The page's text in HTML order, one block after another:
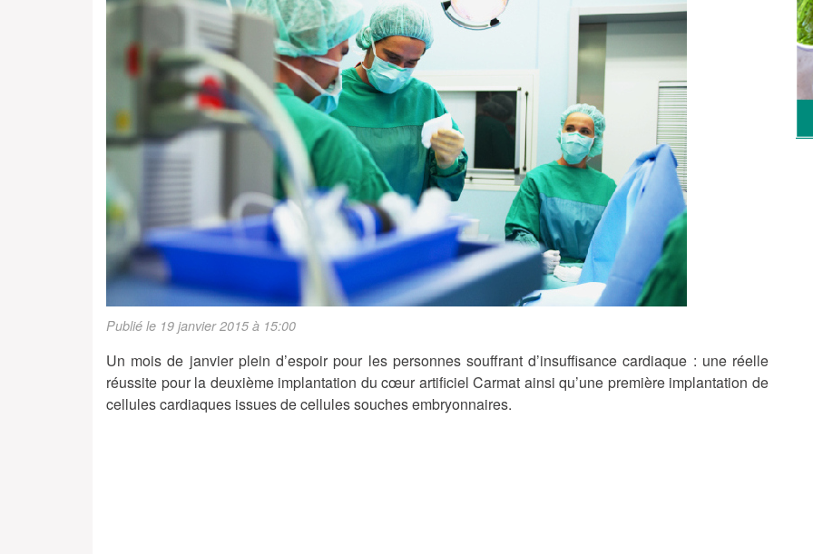
Publié le 19 janvier 2015 à 15:00
Un mois de janvier plein d’espoir pour les personnes souffrant d’insuffisance cardiaque : une réelle
réussite pour la deuxième implantation du cœur artificiel Carmat ainsi qu’une première implantation de
cellules cardiaques issues de cellules souches embryonnaires.